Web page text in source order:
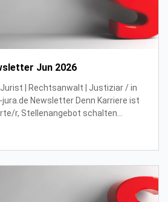
Jun 2026
| Rechtsanwalt | Justiziar / in
Newsletter Denn Karriere ist
r, Stellenangebot schalten